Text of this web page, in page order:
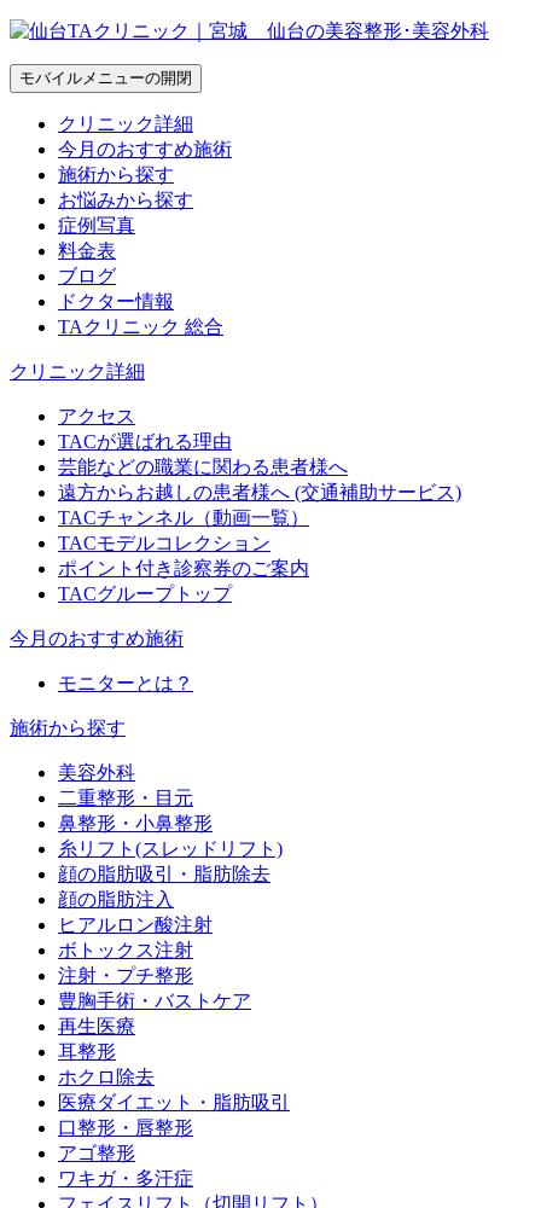
モバイルメニューの開閉
クリニック詳細
今月のおすすめ施術
施術から探す
お悩みから探す
症例写真
料金表
ブログ
ドクター情報
TAクリニック 総合
クリニック詳細
アクセス
TACが選ばれる理由
芸能などの職業に関わる患者様へ
遠方からお越しの患者様へ (交通補助サービス)
TACチャンネル（動画一覧）
TACモデルコレクション
ポイント付き診察券のご案内
TACグループトップ
今月のおすすめ施術
モニターとは？
施術から探す
美容外科
二重整形・目元
鼻整形・小鼻整形
糸リフト(スレッドリフト)
顔の脂肪吸引・脂肪除去
顔の脂肪注入
ヒアルロン酸注射
ボトックス注射
注射・プチ整形
豊胸手術・バストケア
再生医療
耳整形
ホクロ除去
医療ダイエット・脂肪吸引
口整形・唇整形
アゴ整形
ワキガ・多汗症
フェイスリフト（切開リフト）